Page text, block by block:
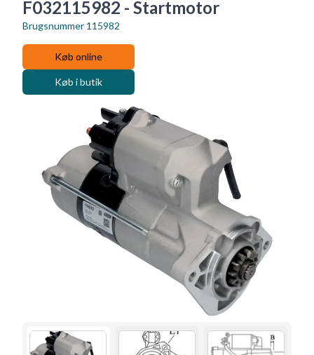
F032115982 - Startmotor
Brugsnummer 115982
Køb online
Køb i butik